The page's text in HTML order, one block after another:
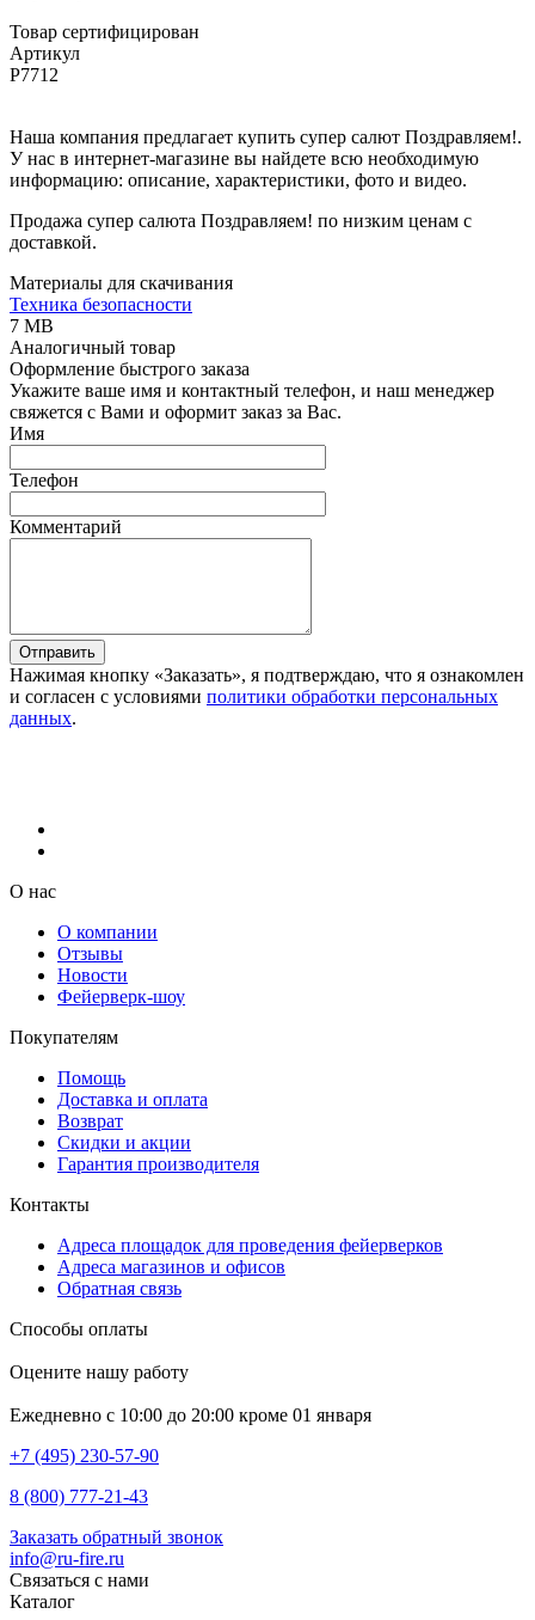
Товар сертифицирован
Артикул
Р7712
Наша компания предлагает купить супер салют Поздравляем!.
У нас в интернет-магазине вы найдете всю необходимую
информацию: описание, характеристики, фото и видео.
Продажа супер салюта Поздравляем! по низким ценам с
доставкой.
Материалы для скачивания
Техника безопасности
7 MB
Аналогичный товар
Оформление быстрого заказа
Укажите ваше имя и контактный телефон, и наш менеджер
свяжется с Вами и оформит заказ за Вас.
Имя
Телефон
Комментарий
Отправить
Нажимая кнопку «Заказать», я подтверждаю, что я ознакомлен
и согласен с условиями политики обработки персональных
данных.
О нас
О компании
Отзывы
Новости
Фейерверк-шоу
Покупателям
Помощь
Доставка и оплата
Возврат
Скидки и акции
Гарантия производителя
Контакты
Адреса площадок для проведения фейерверков
Адреса магазинов и офисов
Обратная связь
Способы оплаты
Оцените нашу работу
Ежедневно с 10:00 до 20:00 кроме 01 января
+7 (495) 230-57-90
8 (800) 777-21-43
Заказать обратный звонок
info@ru-fire.ru
Связаться с нами
Каталог